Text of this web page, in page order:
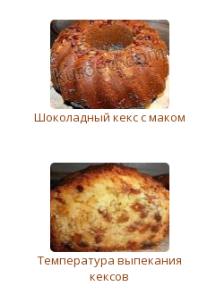
Шоколадный кекс с маком
Температура выпекания
кексов